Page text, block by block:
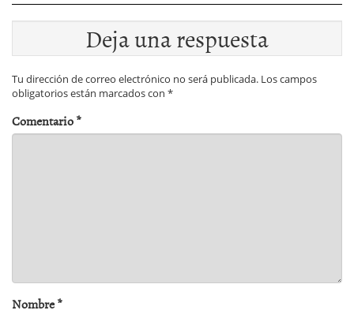
Deja una respuesta
Tu dirección de correo electrónico no será publicada. Los campos
obligatorios están marcados con *
Comentario*
Nombre*